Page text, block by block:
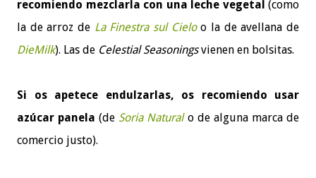
recomiendo mezclarla con una leche vegetal (como
la de arroz de La Finestra sul Cieloo la de avellana de
DieMilk). Las de Celestial Seasoningsvienen en bolsitas.
Si os apetece endulzarlas, os recomiendo usar
azúcar panela (de Soria Naturalo de alguna marca de
comercio justo).